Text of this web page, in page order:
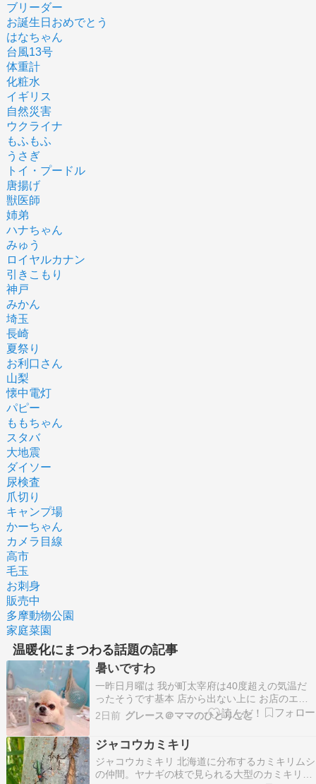
ブリーダー
お誕生日おめでとう
はなちゃん
台風13号
体重計
化粧水
イギリス
自然災害
ウクライナ
もふもふ
うさぎ
トイ・プードル
唐揚げ
獣医師
姉弟
ハナちゃん
みゅう
ロイヤルカナン
引きこもり
神戸
みかん
埼玉
長崎
夏祭り
お利口さん
山梨
懐中電灯
パピー
ももちゃん
スタバ
大地震
ダイソー
尿検査
爪切り
キャンプ場
かーちゃん
カメラ目線
高市
毛玉
お刺身
販売中
多摩動物公園
家庭菜園
温暖化にまつわる話題の記事
暑いですわ
一昨日月曜は 我が町太宰府は40度超えの気温だ
ったそうです基本 店から出ない上に お店のエア
コンは馬力が強いので すぐに冷えすぎてしまいま
すなので トイレに行くのに 店を出て 廊下に出る
と世間は暑いと自覚するのですが普段はエアコン
が効きすぎて 寒いと感じたりします本当に世界中
が温…
2日前 グレース＠ママのひとりごと
ジャコウカミキリ
ジャコウカミキリ 北海道に分布するカミキリムシ
の仲間。ヤナギの枝で見られる大型のカミキリム